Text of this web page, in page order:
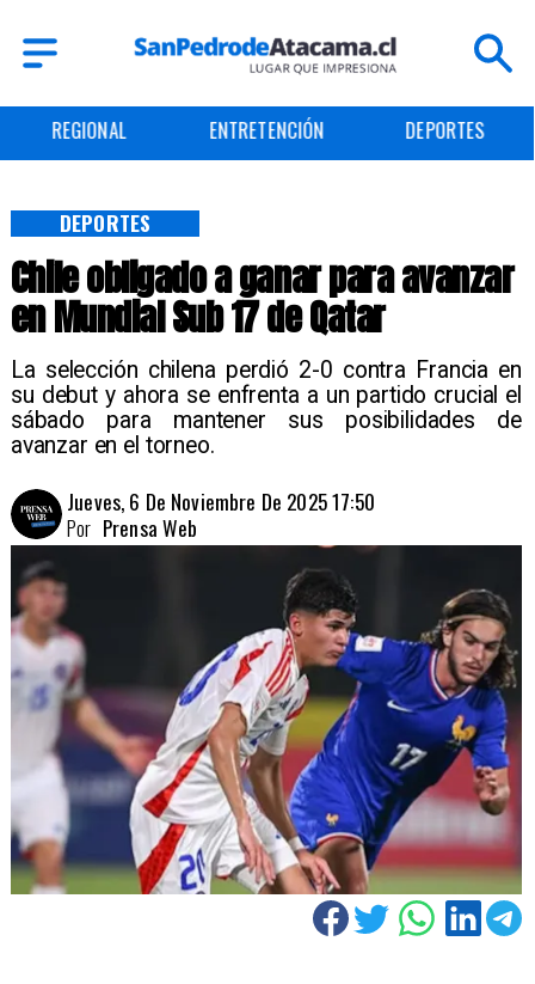
ENTRETENCIÓN DEPORTES CULTURA
Chile obligado a ganar para avanzar
en Mundial Sub 17 de Qatar
La selección chilena perdió 2-0 contra Francia en
su debut y ahora se enfrenta a un partido crucial el
sábado para mantener sus posibilidades de
avanzar en el torneo.
DEPORTES
Jueves, 6 De Noviembre De 2025 17:50
Prensa Web
Por